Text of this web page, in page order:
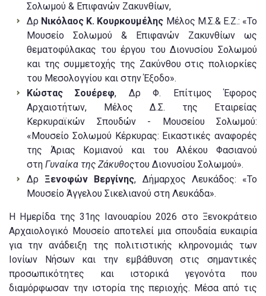
Σολωμού & Επιφανών Ζακυνθίων,
Δρ Νικόλαος Κ. Κουρκουμέλης Μέλος Μ.Σ.& Ε.Ζ.: «Το
Μουσείο Σολωμού & Επιφανών Ζακυνθίων ως
θεματοφύλακας του έργου του Διονυσίου Σολωμού
και της συμμετοχής της Ζακύνθου στις πολιορκίες
του Μεσολογγίου και στην Έξοδο».
Κώστας Σουέρεφ, Δρ Φ. Επίτιμος Έφορος
Αρχαιοτήτων, Μέλος Δ.Σ. της Εταιρείας
Κερκυραϊκών Σπουδών - Μουσείου Σολωμού:
«Μουσείο Σολωμού Κέρκυρας: Εικαστικές αναφορές
της Άριας Κομιανού και του Αλέκου Φασιανού
στη Γυναίκα της Ζάκυθοςτου Διονυσίου Σολωμού».
Δρ Ξενοφών Βεργίνης, Δήμαρχος Λευκάδος: «Το
Μουσείο Άγγελου Σικελιανού στη Λευκάδα».
Η Ημερίδα της 31ης Ιανουαρίου 2026 στο Ξενοκράτειο
Αρχαιολογικό Μουσείο αποτελεί μια σπουδαία ευκαιρία
για την ανάδειξη της πολιτιστικής κληρονομιάς των
Ιονίων Νήσων και την εμβάθυνση στις σημαντικές
προσωπικότητες και ιστορικά γεγονότα που
διαμόρφωσαν την ιστορία της περιοχής. Μέσα από τις